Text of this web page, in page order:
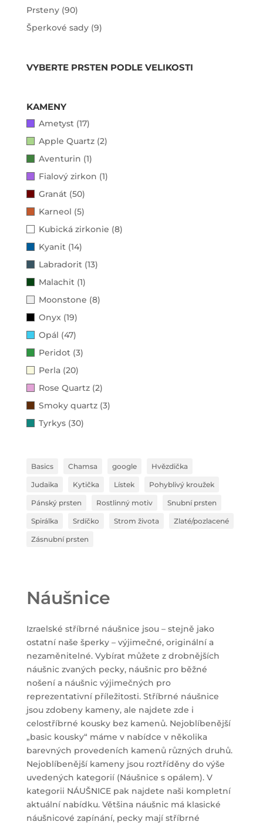
Prsteny (90)
Šperkové sady (9)
VYBERTE PRSTEN PODLE VELIKOSTI
KAMENY
Ametyst (17)
Apple Quartz (2)
Aventurin (1)
Fialový zirkon (1)
Granát (50)
Karneol (5)
Kubická zirkonie (8)
Kyanit (14)
Labradorit (13)
Malachit (1)
Moonstone (8)
Onyx (19)
Opál (47)
Peridot (3)
Perla (20)
Rose Quartz (2)
Smoky quartz (3)
Tyrkys (30)
Basics Chamsa google Hvězdička
Judaika Kytička Lístek Pohyblivý kroužek
Pánský prsten Rostlinný motiv Snubní prsten
Spirálka Srdíčko Strom života Zlaté/pozlacené
Zásnubní prsten
Náušnice
Izraelské stříbrné náušnice jsou – stejně jako
ostatní naše šperky – výjimečné, originální a
nezaměnitelné. Vybírat můžete z drobnějších
náušnic zvaných pecky, náušnic pro běžné
nošení a náušnic výjimečných pro
reprezentativní příležitosti. Stříbrné náušnice
jsou zdobeny kameny, ale najdete zde i
celostříbrné kousky bez kamenů. Nejoblíbenější
„basic kousky“ máme v nabídce v několika
barevných provedeních kamenů různých druhů.
Nejoblíbenější kameny jsou roztříděny do výše
uvedených kategorií (Náušnice s opálem). V
kategorii NÁUŠNICE pak najdete naši kompletní
aktuální nabídku. Většina náušnic má klasické
náušnicové zapínání, pecky mají stříbrné